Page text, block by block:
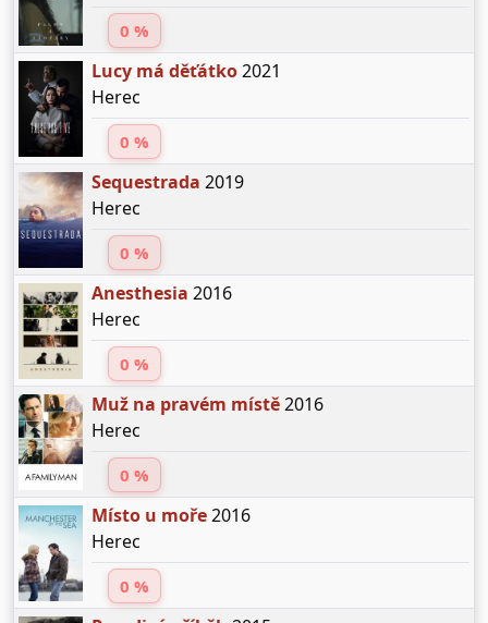
0 %
Lucy má děťátko2021
Herec
0 %
Sequestrada 2019
Herec
0 %
Anesthesia 2016
Herec
0 %
Muž na pravém místě2016
Herec
0 %
Místo u moře2016
Herec
0 %